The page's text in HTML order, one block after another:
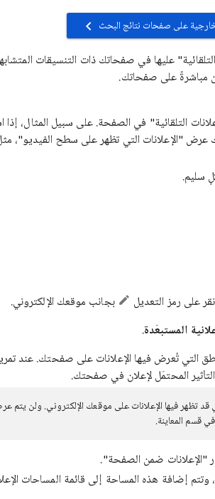
على صفحات نتائج البحث
عليها في صفحاتك ذات التنسيقات
مباشرةً على صفحاتك.
التلقائية" في الصفحة. على سبيل المثال،
عرض "الإعلانات التي تظهر على سطح الفيديو"،
سليم.
على رمز التعديل
بجانب موقعك الإلكتروني.
المستبعَدة.
التي تُعرض فيها الإعلانات على صفحتك. عند
المحتمَل لإعلان في صفحتك.
قد تظهر فيها الإعلانات على موقعك الإلكتروني. ولن يتم
قسم المعاينة.
"الإعلانات ضمن الصفحة".
إضافة هذه المساحة إلى قائمة المساحات